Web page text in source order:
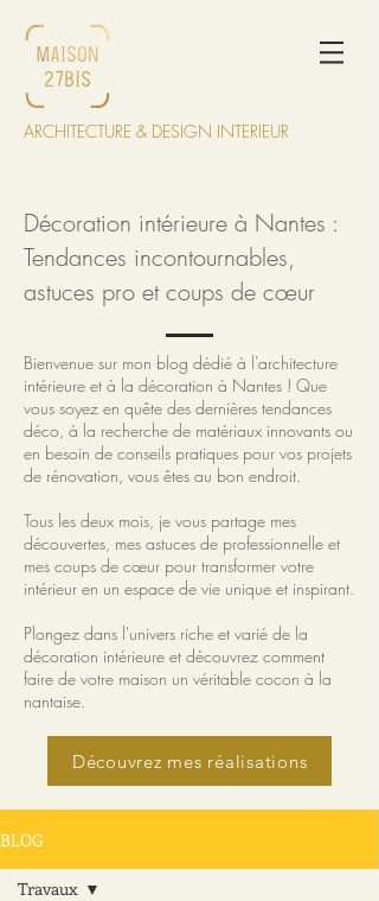
ARCHITECTURE & DESIGN INTERIEUR
Décoration intérieure à Nantes :
Tendances incontournables,
astuces pro et coups de cœur
Bienvenue sur mon blog dédié à l'architecture
intérieure et à la décoration à Nantes ! Que
vous soyez en quête des dernières tendances
déco, à la recherche de matériaux innovants ou
en besoin de conseils pratiques pour vos projets
de rénovation, vous êtes au bon endroit.
Tous les deux mois, je vous partage mes
découvertes, mes astuces de professionnelle et
mes coups de cœur pour transformer votre
intérieur en un espace de vie unique et inspirant.
Plongez dans l'univers riche et varié de la
décoration intérieure et découvrez comment
faire de votre maison un véritable cocon à la
nantaise.
Découvrez mes réalisations
BLOG
Travaux